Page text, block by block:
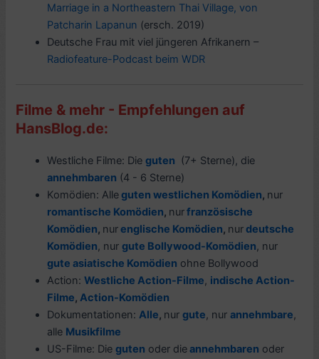
Marriage in a Northeastern Thai Village, von
Patcharin Lapanun (ersch. 2019)
Deutsche Frau mit viel jüngeren Afrikanern –
Radiofeature-Podcast beim WDR
Filme & mehr - Empfehlungen auf
HansBlog.de:
Westliche Filme: Dieguten (7+ Sterne), die
annehmbaren (4 - 6 Sterne)
Komödien: Alleguten westlichen Komödien, nur
romantische Komödien, nurfranzösische
Komödien, nurenglische Komödien, nurdeutsche
Komödien, nurgute Bollywood-Komödien, nur
gute asiatische Komödien ohne Bollywood
Action:Westliche Action-Filme, indische Action-
Filme,Action-Komödien
Dokumentationen:Alle, nurgute, nurannehmbare,
alle Musikfilme
US-Filme: Dieguten oder dieannehmbaren oder